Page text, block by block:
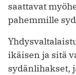
saattavat
pahemmille
ikäisen ja sitä
sydänlihakset,